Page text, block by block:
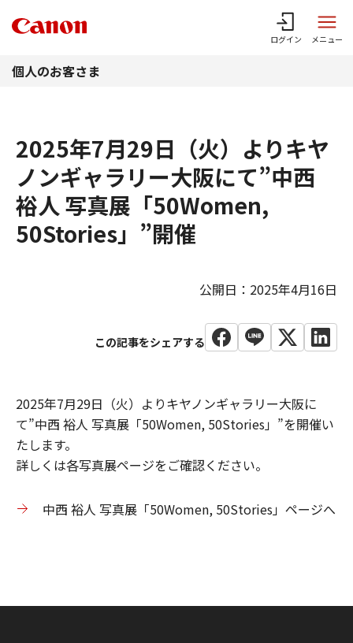
ログイン メニュー
個人のお客さま
2025年7月29日（火）よりキヤ
ノンギャラリー大阪にて”中西
裕人 写真展「50Women,
50Stories」”開催
公開日：2025年4月16日
2025年7月29日（火）よりキヤノンギャラリー大阪に
て”中西 裕人 写真展「50Women, 50Stories」”を開催い
たします。
詳しくは各写真展ページをご確認ください。
中西 裕人 写真展「50Women, 50Stories」ページへ